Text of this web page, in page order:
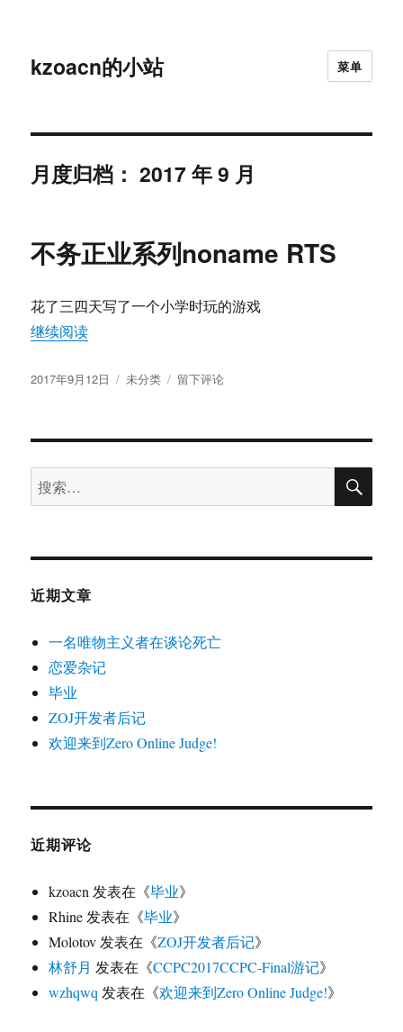
kzoacn的小站 菜单
月度归档：2017 年 9 月
不务正业系列noname RTS
花了三四天写了一个小学时玩的游戏
继续阅读“不务正业系列noname RTS”
发
2017年9月12日
分
未分类
于
正
系
noname
留下评论
搜
索：
搜
近期文章
一名唯物主义者在谈论死亡
恋爱杂记
毕业
ZOJ开发者后记
欢迎来到Zero Online Judge!
近期评论
kzoacn 发表在《毕业》
Rhine 发表在《毕业》
Molotov 发表在《ZOJ开发者后记》
林舒月 发表在《CCPC2017CCPC-Final游记》
wzhqwq 发表在《欢迎来到Zero Online Judge!》